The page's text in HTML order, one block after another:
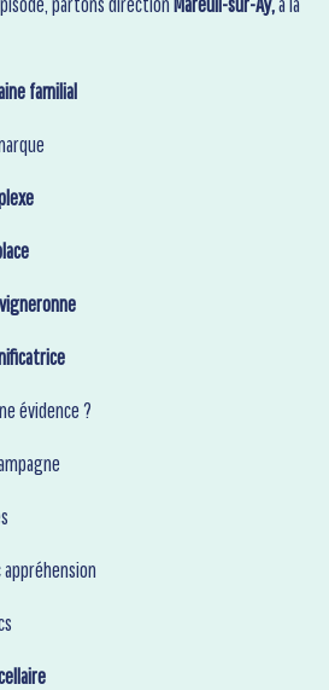
familial
vigneronne
évidence ?
appréhension